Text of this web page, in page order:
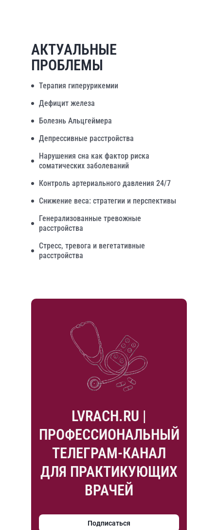
АКТУАЛЬНЫЕ
ПРОБЛЕМЫ
Терапия гиперурикемии
Дефицит железа
Болезнь Альцгеймера
Депрессивные расстройства
Нарушения сна как фактор риска
соматических заболеваний
Контроль артериального давления 24/7
Снижение веса: стратегии и перспективы
Генерализованные тревожные
расстройства
Стресс, тревога и вегетативные
расстройства
LVRACH.RU |
ПРОФЕССИОНАЛЬНЫЙ
ТЕЛЕГРАМ-КАНАЛ
ДЛЯ ПРАКТИКУЮЩИХ
ВРАЧЕЙ
Подписаться